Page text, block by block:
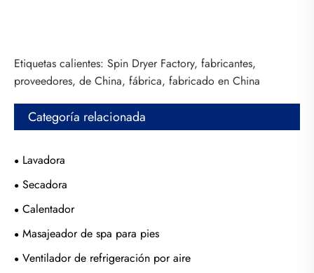
Etiquetas calientes: Spin Dryer Factory, fabricantes,
proveedores, de China, fábrica, fabricado en China
Categoría relacionada
Lavadora
Secadora
Calentador
Masajeador de spa para pies
Ventilador de refrigeración por aire